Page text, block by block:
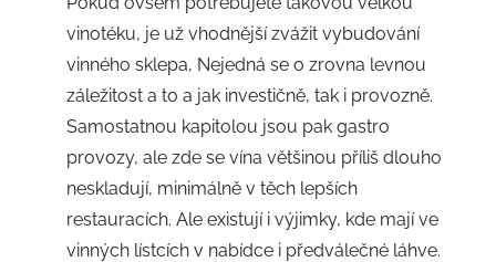
vinotéku, je už vhodnější zvážit vybudování
vinného sklepa, Nejedná se o zrovna levnou
záležitost a to a jak investičně, tak i provozně.
Samostatnou kapitolou jsou pak gastro
provozy, ale zde se vína většinou příliš dlouho
neskladují, minimálně v těch lepších
restauracích. Ale existují i výjimky, kde mají ve
vinných lístcích v nabídce i předválečné láhve.